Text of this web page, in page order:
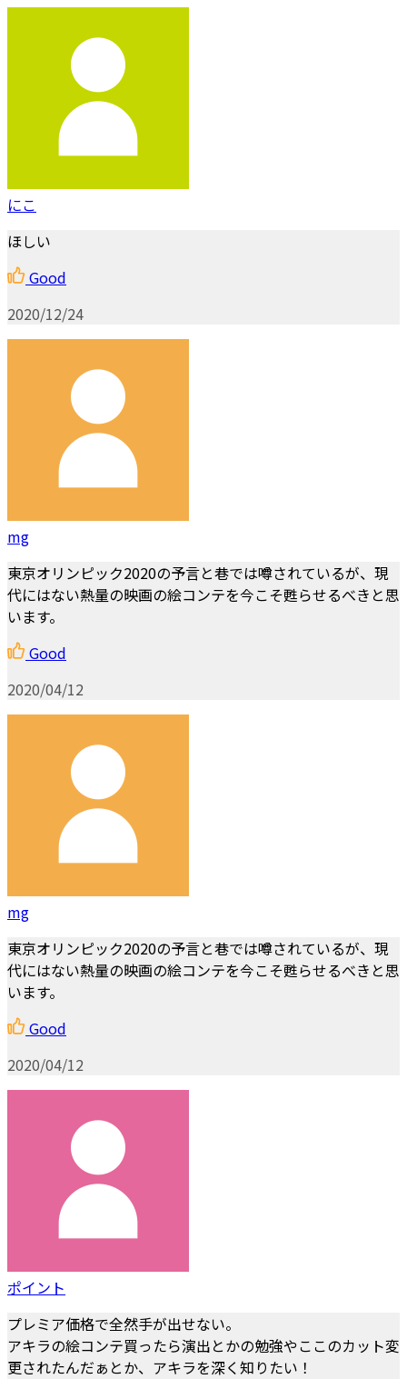
にこ
ほしい
Good
2020/12/24
mg
東京オリンピック2020の予言と巷では噂されているが、現
代にはない熱量の映画の絵コンテを今こそ甦らせるべきと思
います。
Good
2020/04/12
mg
東京オリンピック2020の予言と巷では噂されているが、現
代にはない熱量の映画の絵コンテを今こそ甦らせるべきと思
います。
Good
2020/04/12
ポイント
プレミア価格で全然手が出せない。
アキラの絵コンテ買ったら演出とかの勉強やここのカット変
更されたんだぁとか、アキラを深く知りたい！